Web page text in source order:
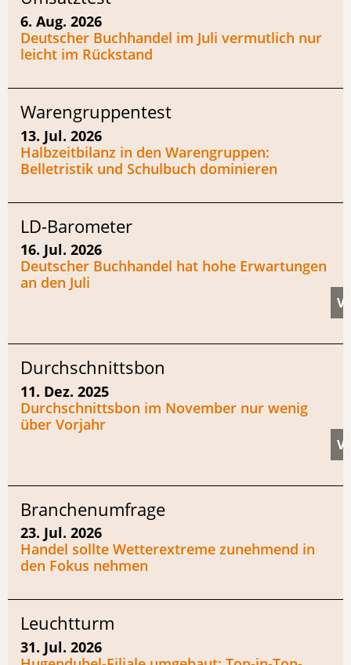
6. Aug. 2026
Deutscher Buchhandel im Juli vermutlich nur
leicht im Rückstand
Warengruppentest
13. Jul. 2026
Halbzeitbilanz in den Warengruppen:
Belletristik und Schulbuch dominieren
LD-Barometer
16. Jul. 2026
Deutscher Buchhandel hat hohe Erwartungen
an den Juli
Durchschnittsbon
11. Dez. 2025
Durchschnittsbon im November nur wenig
über Vorjahr
Branchenumfrage
23. Jul. 2026
Handel sollte Wetterextreme zunehmend in
den Fokus nehmen
Leuchtturm
31. Jul. 2026